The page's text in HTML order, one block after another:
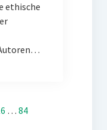
ethische
… 84